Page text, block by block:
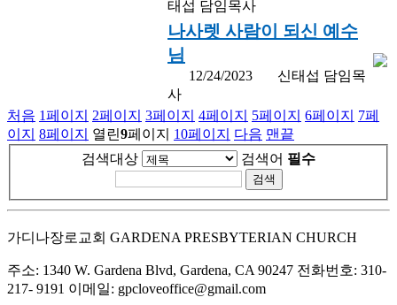
태섭 담임목사
나사렛 사람이 되신 예수
님
12/24/2023
신태섭 담임목
사
처음 1페이지 2페이지 3페이지 4페이지 5페이지 6페이지 7페
이지 8페이지 열린9페이지 10페이지 다음 맨끝
검색대상
검색어 필수
가디나장로교회 GARDENA PRESBYTERIAN CHURCH
주소: 1340 W. Gardena Blvd, Gardena, CA 90247 전화번호: 310-
217- 9191 이메일: gpcloveoffice@gmail.com